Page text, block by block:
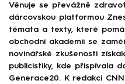
Věnuje se převážně
dárcovskou platformou
témata a texty, které
obchodní akademii se
novinářské zkušenosti
publicistiky, kde přispívala
Generace20. K redakci